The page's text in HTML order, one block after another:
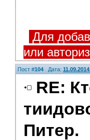
Для
или
Пост #104Дата:
RE:
Питер.